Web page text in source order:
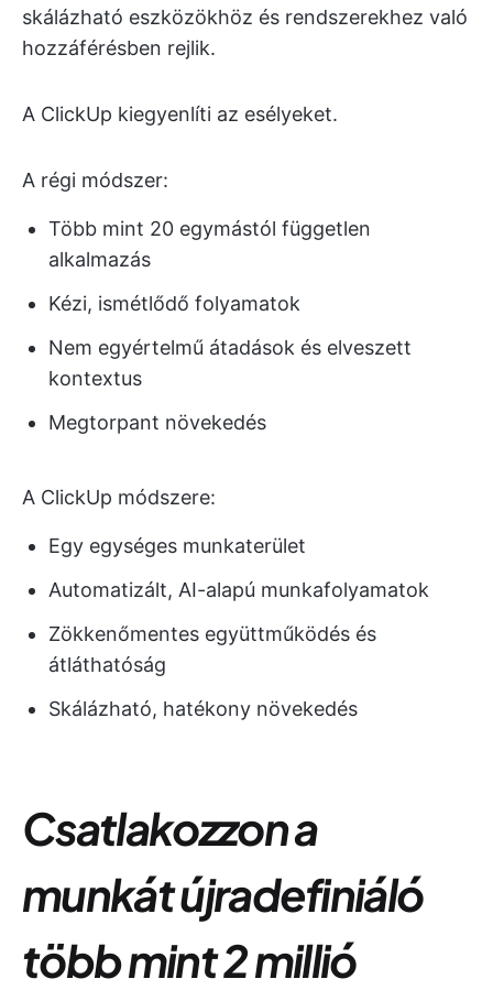
skálázható eszközökhöz és rendszerekhez való
hozzáférésben rejlik.
A ClickUp kiegyenlíti az esélyeket.
A régi módszer:
Több mint 20 egymástól független
alkalmazás
Kézi, ismétlődő folyamatok
Nem egyértelmű átadások és elveszett
kontextus
Megtorpant növekedés
A ClickUp módszere:
Egy egységes munkaterület
Automatizált, AI-alapú munkafolyamatok
Zökkenőmentes együttműködés és
átláthatóság
Skálázható, hatékony növekedés
Csatlakozzon a
munkát újradefiniáló
több mint 2 millió